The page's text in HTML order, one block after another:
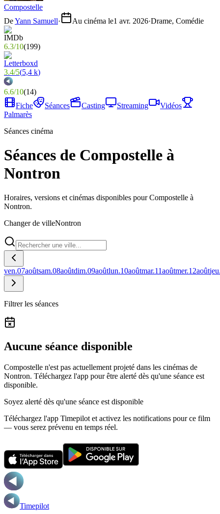
Compostelle
DeYann Samuell· Au cinéma le1 avr. 2026·Drame, Comédie
6.3/10(199)
3.4/5(5,4 k)
6.6/10(14)
Fiche
Séances Casting Streaming
Vidéos
Palmarès
Séances cinéma
Séances de Compostelle à
Nontron
Horaires, versions et cinémas disponibles pour Compostelle à
Nontron.
Changer de villeNontron
ven.07aoûtsam.08aoûtdim.09aoûtlun.10aoûtmar.11aoûtmer.12août
Filtrer les séances
Aucune séance disponible
Compostelle n'est pas actuellement projeté dans les cinémas de
Nontron. Téléchargez l'app pour être alerté dès qu'une séance est
disponible.
Soyez alerté dès qu'une séance est disponible
Téléchargez l'app Timepilot et activez les notifications pour ce film
— vous serez prévenu en temps réel.
Timepilot